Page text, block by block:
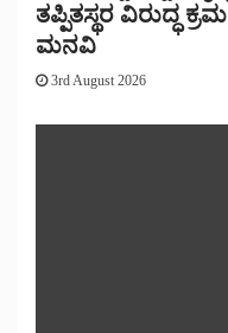
ತಪ್ಪಿತಸ್ಥರ ವಿರುದ್ಧ
ಮನವಿ
3rd August 2026